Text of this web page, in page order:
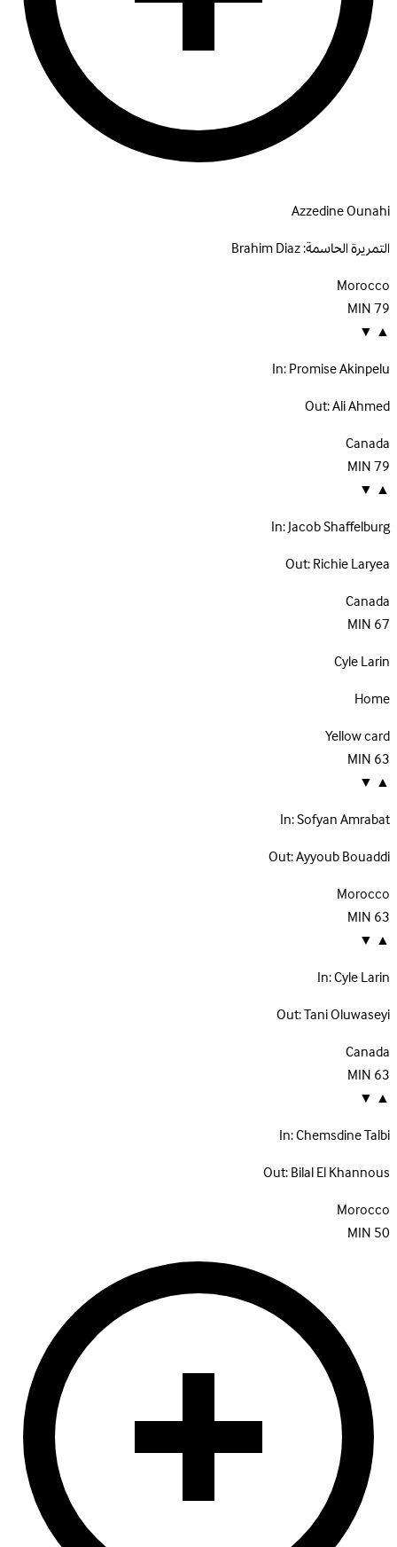
Azzedine Ounahi
التمريرة الحاسمة:Brahim Diaz
Morocco
79
MIN
▲
▼
In:Promise Akinpelu
Out:Ali Ahmed
Canada
79
MIN
▲
▼
In:Jacob Shaffelburg
Out:Richie Laryea
Canada
67
MIN
Cyle Larin
Home
Yellow card
63
MIN
▲
▼
In:Sofyan Amrabat
Out:Ayyoub Bouaddi
Morocco
63
MIN
▲
▼
In:Cyle Larin
Out:Tani Oluwaseyi
Canada
63
MIN
▲
▼
In:Chemsdine Talbi
Out:Bilal El Khannous
Morocco
50
MIN